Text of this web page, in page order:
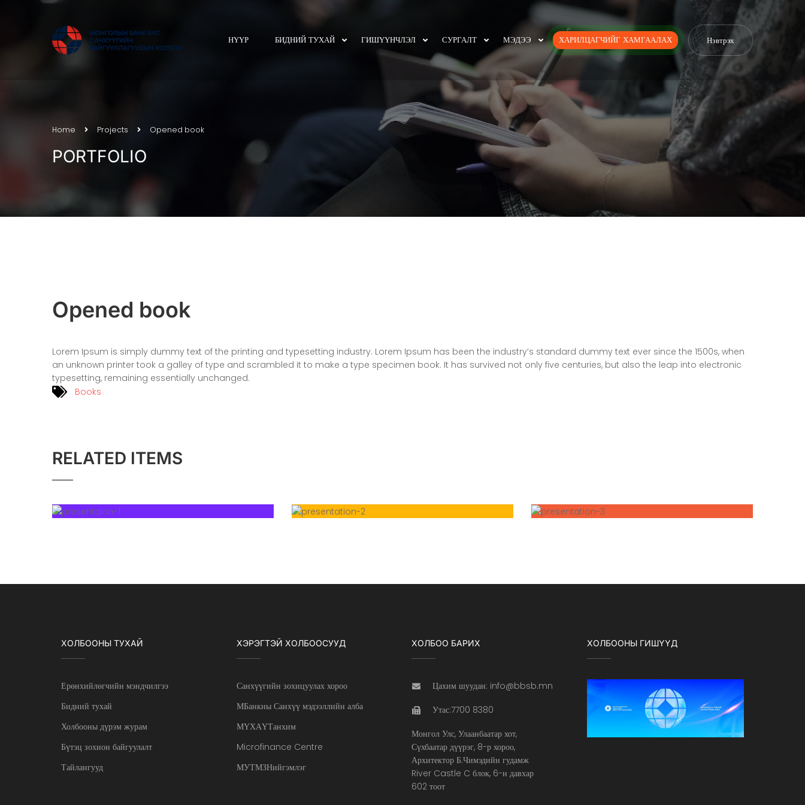
НҮҮР БИДНИЙ ТУХАЙ ГИШҮҮНЧЛЭЛ СУРГАЛТ МЭДЭЭ ХАРИЛЦАГЧИЙГ ХАМГААЛАХ Нэвтрэх
Home Projects Opened book
PORTFOLIO
Opened book
Lorem Ipsum is simply dummy text of the printing and typesetting industry. Lorem Ipsum has been the industry’s standard dummy text ever since the 1500s, when
an unknown printer took a galley of type and scrambled it to make a type specimen book. It has survived not only five centuries, but also the leap into electronic
typesetting, remaining essentially unchanged.
Books
RELATED ITEMS
ХОЛБООНЫ ТУХАЙ
Ерөнхийлөгчийн мэндчилгээ
Бидний тухай
Холбооны дүрэм журам
Бүтэц зохион байгуулалт
Тайлангууд
ХЭРЭГТЭЙ ХОЛБООСУУД
Санхүүгийн зохицуулах хороо
МБанкны Санхүү мэдээллийн алба
МҮХАҮТанхим
Microfinance Centre
МУТМЗНийгэмлэг
ХОЛБОО БАРИХ
Цахим шуудан: info@bbsb.mn
Утас:7700 8380
Монгол Улс, Улаанбаатар хот,
Сүхбаатар дүүрэг, 8-р хороо,
Архитектор Б.Чимэдийн гудамж
River Castle C блок, 6-н давхар
602 тоот
ХОЛБООНЫ ГИШҮҮД